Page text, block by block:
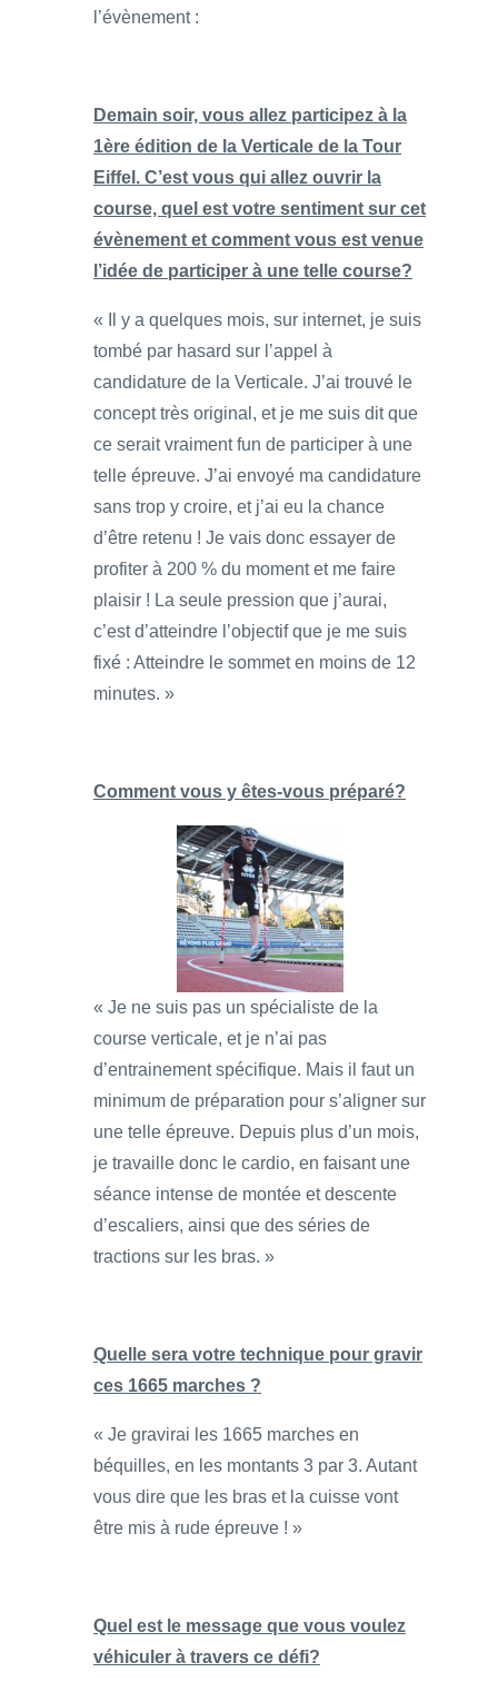
l’évènement :
Demain soir, vous allez participez à la
1ère édition de la Verticale de la Tour
Eiffel. C’est vous qui allez ouvrir la
course, quel est votre sentiment sur cet
évènement et comment vous est venue
l’idée de participer à une telle course?
« Il y a quelques mois, sur internet, je suis
tombé par hasard sur l’appel à
candidature de la Verticale. J’ai trouvé le
concept très original, et je me suis dit que
ce serait vraiment fun de participer à une
telle épreuve. J’ai envoyé ma candidature
sans trop y croire, et j’ai eu la chance
d’être retenu ! Je vais donc essayer de
profiter à 200 % du moment et me faire
plaisir ! La seule pression que j’aurai,
c’est d’atteindre l’objectif que je me suis
fixé : Atteindre le sommet en moins de 12
minutes. »
Comment vous y êtes-vous préparé?
« Je ne suis pas un spécialiste de la
course verticale, et je n’ai pas
d’entrainement spécifique. Mais il faut un
minimum de préparation pour s’aligner sur
une telle épreuve. Depuis plus d’un mois,
je travaille donc le cardio, en faisant une
séance intense de montée et descente
d’escaliers, ainsi que des séries de
tractions sur les bras. »
Quelle sera votre technique pour gravir
ces 1665 marches ?
« Je gravirai les 1665 marches en
béquilles, en les montants 3 par 3. Autant
vous dire que les bras et la cuisse vont
être mis à rude épreuve ! »
Quel est le message que vous voulez
véhiculer à travers ce défi?